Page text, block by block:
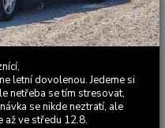
LED tlačítek stahování oken
LED tlačítek
letní dovolenou. Jedeme si
netřeba se tím stresovat,
se nikde neztratí, ale
až ve středu 12.8.